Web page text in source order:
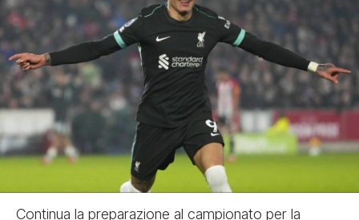
Continua la preparazione al campionato per la